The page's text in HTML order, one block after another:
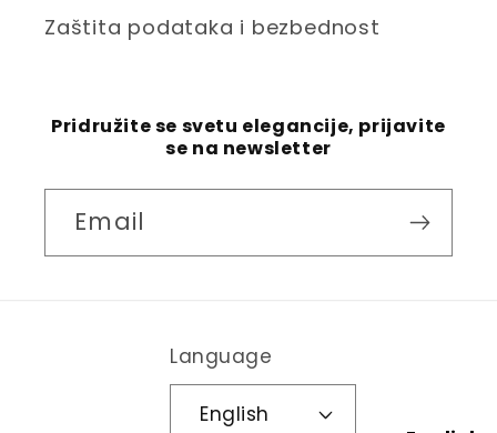
Zaštita podataka i bezbednost
Pridružite se svetu elegancije, prijavite
se na newsletter
Email
Language
English